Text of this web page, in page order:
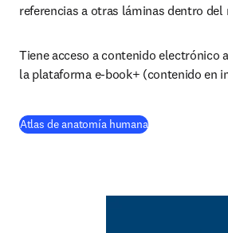
referencias a otras láminas dentro
Tiene acceso a contenido electrónico
la plataforma e-book+ (contenido en
Atlas de anatomía humana(